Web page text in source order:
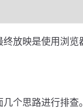
终放映是使用浏
个思路进行排查。